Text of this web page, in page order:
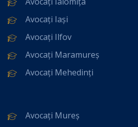
Avocați Iași
Avocați Ilfov
Avocați Maramureș
Avocați Mehedinți
Avocați Mureș